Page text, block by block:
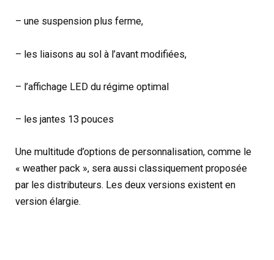
– une suspension plus ferme,
– les liaisons au sol à l’avant modifiées,
– l’affichage LED du régime optimal
– les jantes 13 pouces
Une multitude d’options de personnalisation, comme le
« weather pack », sera aussi classiquement proposée
par les distributeurs. Les deux versions existent en
version élargie.